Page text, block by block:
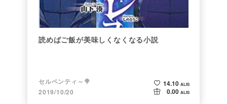
読めばご飯が美味しくなくなる小説
セルペンティ～🍭
2019/10/20
14.10 ALIS
0.00 ALIS